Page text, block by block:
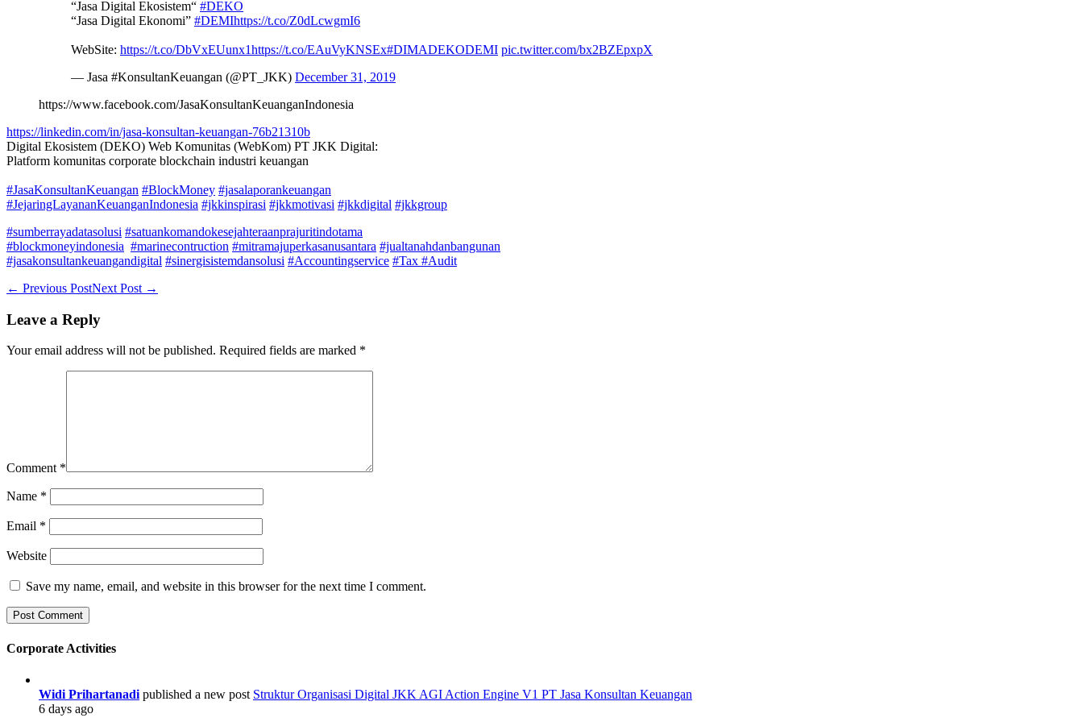
“Jasa Digital Ekosistem“ #DEKO
“Jasa Digital Ekonomi” #DEMIhttps://t.co/Z0dLcwgmI6
WebSite: https://t.co/DbVxEUunx1https://t.co/EAuVyKNSEx#DIMADEKODEMI pic.twitter.com/bx2BZEpxpX
— Jasa #KonsultanKeuangan (@PT_JKK) December 31, 2019
https://www.facebook.com/JasaKonsultanKeuanganIndonesia
https://linkedin.com/in/jasa-konsultan-keuangan-76b21310b
Digital Ekosistem (DEKO) Web Komunitas (WebKom) PT JKK Digital:
Platform komunitas corporate blockchain industri keuangan
#JasaKonsultanKeuangan #BlockMoney #jasalaporankeuangan
#JejaringLayananKeuanganIndonesia #jkkinspirasi #jkkmotivasi #jkkdigital #jkkgroup
#sumberrayadatasolusi #satuankomandokesejahteraanprajuritindotama
#blockmoneyindonesia #marinecontruction #mitramajuperkasanusantara #jualtanahdanbangunan
#jasakonsultankeuangandigital #sinergisistemdansolusi #Accountingservice #Tax #Audit
Post
← Previous PostNext Post →
Leave a Reply
Your email address will not be published. Required fields are marked *
Comment *
Name *
Email *
Website
Save my name, email, and website in this browser for the next time I comment.
Corporate Activities
Widi Prihartanadi published a new post Struktur Organisasi Digital JKK AGI Action Engine V1 PT Jasa Konsultan Keuangan
6 days ago